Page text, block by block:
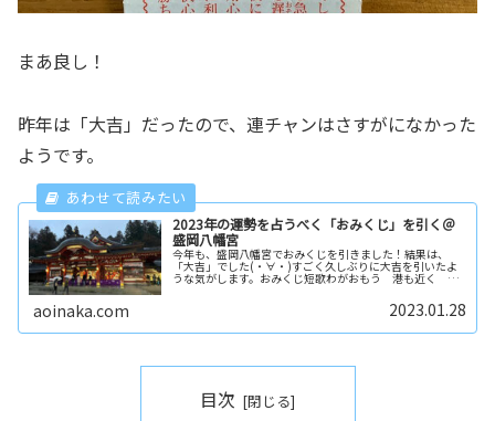
まあ良し！
昨年は「大吉」だったので、連チャンはさすがになかった
ようです。
2023年の運勢を占うべく「おみくじ」を引く＠
盛岡八幡宮
今年も、盛岡八幡宮でおみくじを引きました！結果は、
「大吉」でした(・∀・)すごく久しぶりに大吉を引いたよ
うな気がします。おみくじ短歌わがおもう 港も近く な
aoinaka.com 2023.01.28
目次